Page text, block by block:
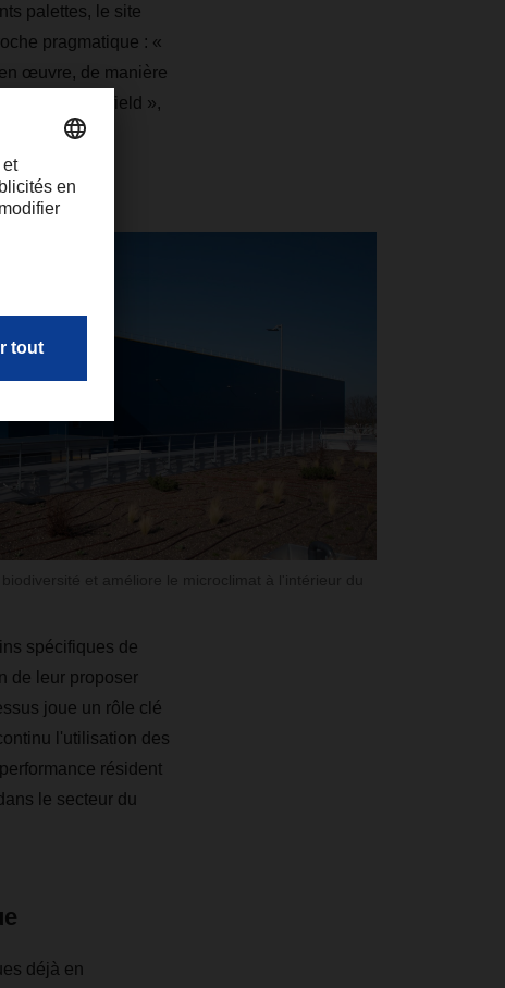
palettes, le site
pragmatique : «
en œuvre, de manière
en « brownfield »,
s’impose
spécifiques de
de leur proposer
joue un rôle clé
l'utilisation des
résident
le secteur du
déjà en